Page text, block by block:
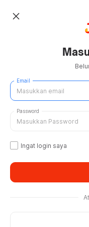
close
Email
Password
Ingat login saya